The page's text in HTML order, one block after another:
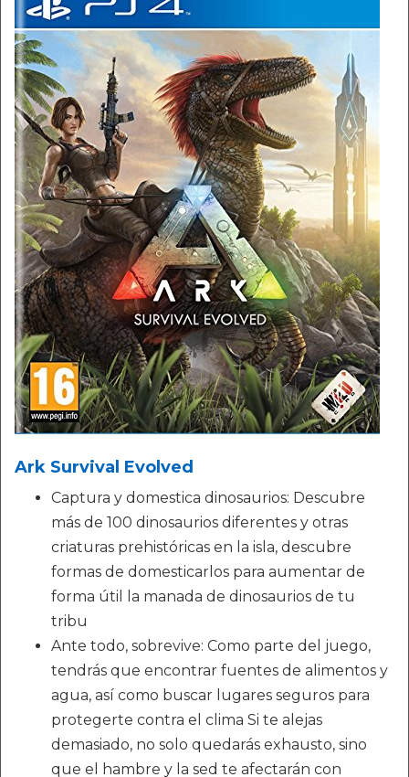
Ark Survival Evolved
Captura y domestica dinosaurios: Descubre
más de 100 dinosaurios diferentes y otras
criaturas prehistóricas en la isla, descubre
formas de domesticarlos para aumentar de
forma útil la manada de dinosaurios de tu
tribu
Ante todo, sobrevive: Como parte del juego,
tendrás que encontrar fuentes de alimentos y
agua, así como buscar lugares seguros para
protegerte contra el clima Si te alejas
demasiado, no solo quedarás exhausto, sino
que el hambre y la sed te afectarán con